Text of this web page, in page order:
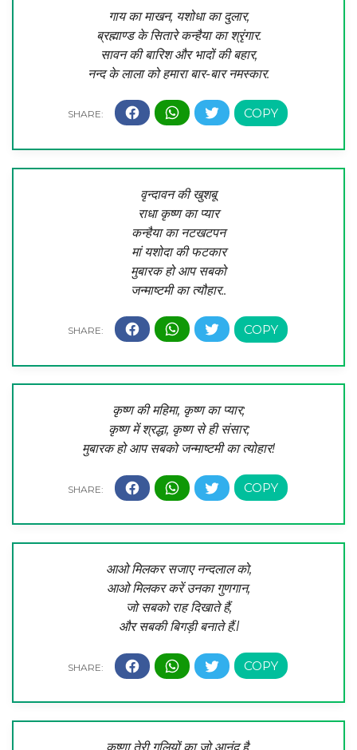
गाय का माखन, यशोधा का दुलार,
ब्रह्माण्ड के सितारे कन्हैया का श्रृंगार.
सावन की बारिश और भादों की बहार,
नन्द के लाला को हमारा बार-बार नमस्कार.
वृन्दावन की खुशबू
राधा कृष्ण का प्यार
कन्हैया का नटखटपन
मां यशोदा की फटकार
मुबारक हो आप सबको
जन्माष्टमी का त्यौहार..
कृष्ण की महिमा, कृष्ण का प्यार;
कृष्ण में श्रद्धा, कृष्ण से ही संसार;
मुबारक हो आप सबको जन्माष्टमी का त्योहार!
आओ मिलकर सजाए नन्दलाल को,
आओ मिलकर करें उनका गुणगान,
जो सबको राह दिखाते हैं,
और सबकी बिगड़ी बनाते हैं.l